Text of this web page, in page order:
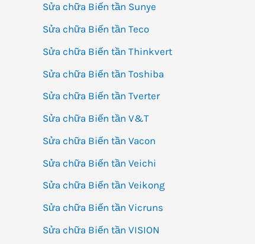
Sửa chữa Biến tần Sunye
Sửa chữa Biến tần Teco
Sửa chữa Biến tần Thinkvert
Sửa chữa Biến tần Toshiba
Sửa chữa Biến tần Tverter
Sửa chữa Biến tần V&T
Sửa chữa Biến tần Vacon
Sửa chữa Biến tần Veichi
Sửa chữa Biến tần Veikong
Sửa chữa Biến tần Vicruns
Sửa chữa Biến tần VISION